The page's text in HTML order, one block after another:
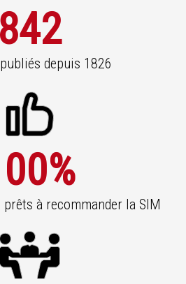
842
depuis 1826
%
à recommander la SIM